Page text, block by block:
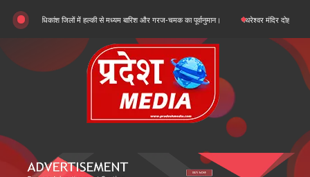
content
जिलों में हल्की से मध्यम बारिश और गरज-चमक का पूर्वानुमान। पथरेश्वर मंदिर दोहरा हत्याकांड: